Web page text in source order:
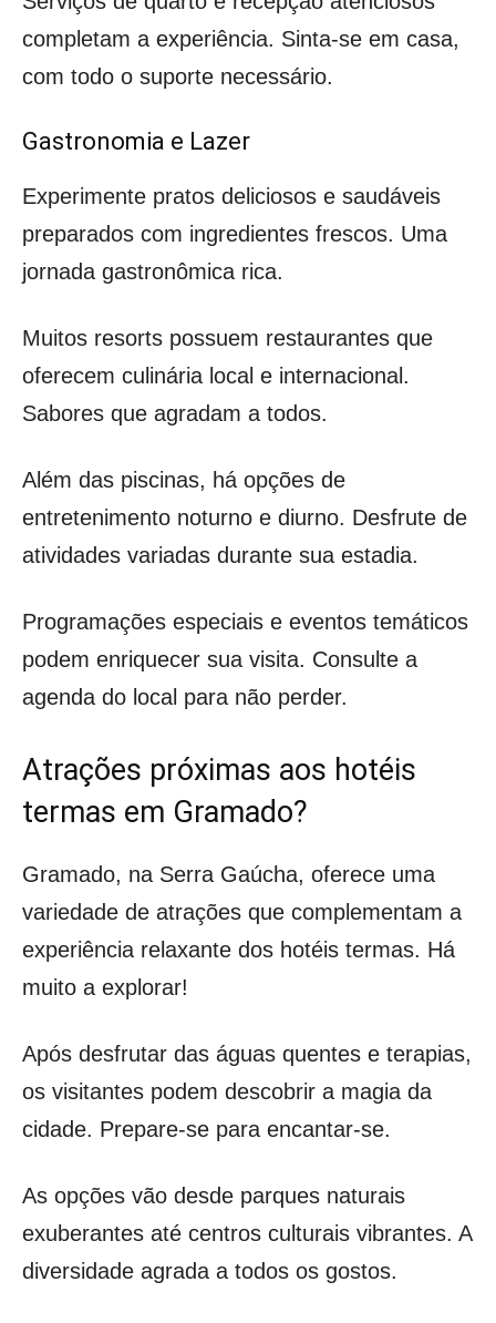
completam a experiência. Sinta-se em casa,
com todo o suporte necessário.
Gastronomia e Lazer
Experimente pratos deliciosos e saudáveis
preparados com ingredientes frescos. Uma
jornada gastronômica rica.
Muitos resorts possuem restaurantes que
oferecem culinária local e internacional.
Sabores que agradam a todos.
Além das piscinas, há opções de
entretenimento noturno e diurno. Desfrute de
atividades variadas durante sua estadia.
Programações especiais e eventos temáticos
podem enriquecer sua visita. Consulte a
agenda do local para não perder.
Atrações próximas aos hotéis
termas em Gramado?
Gramado, na Serra Gaúcha, oferece uma
variedade de atrações que complementam a
experiência relaxante dos hotéis termas. Há
muito a explorar!
Após desfrutar das águas quentes e terapias,
os visitantes podem descobrir a magia da
cidade. Prepare-se para encantar-se.
As opções vão desde parques naturais
exuberantes até centros culturais vibrantes. A
diversidade agrada a todos os gostos.